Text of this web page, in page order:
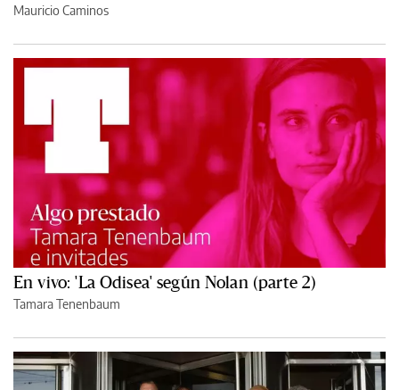
Mauricio Caminos
En vivo: 'La Odisea' según Nolan (parte 2)
Tamara Tenenbaum